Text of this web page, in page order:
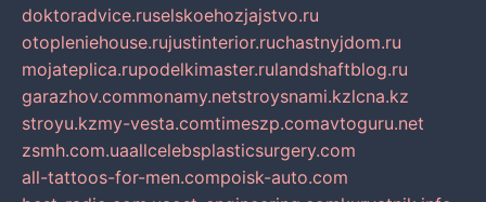
doktoradvice.ruselskoehozjajstvo.ru
otopleniehouse.rujustinterior.ruchastnyjdom.ru
mojateplica.rupodelkimaster.rulandshaftblog.ru
garazhov.commonamy.netstroysnami.kzlcna.kz
stroyu.kzmy-vesta.comtimeszp.comavtoguru.net
zsmh.com.uaallcelebsplasticsurgery.com
all-tattoos-for-men.compoisk-auto.com